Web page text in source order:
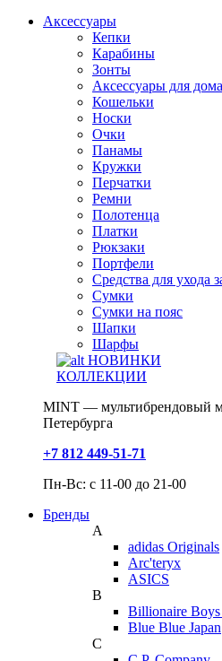
Аксессуары
Кепки
Карабины
Зонты
Аксессуары для дома
Кошельки
Носки
Очки
Панамы
Кружки
Перчатки
Ремни
Полотенца
Платки
Рюкзаки
Портфели
Средства для ухода
Сумки
Сумки на пояс
Шапки
Шарфы
НОВИНКИ
КОЛЛЕКЦИИ
MINT — мультибрендовый
Петербурга
+7 812 449-51-71
Пн-Вс: с 11-00 до 21-00
Бренды
A
adidas Originals
Arc'teryx
ASICS
B
Billionaire
Blue Blue Japan
C